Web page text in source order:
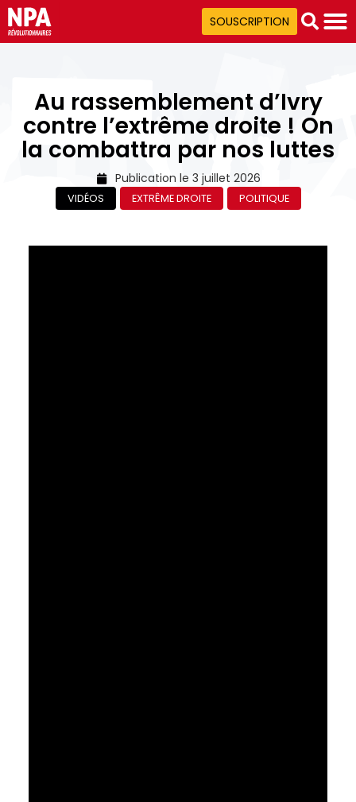
SOUSCRIPTION
Au rassemblement d’Ivry
contre l’extrême droite ! On
la combattra par nos luttes
Publication le 3 juillet 2026
VIDÉOS EXTRÊME DROITE POLITIQUE